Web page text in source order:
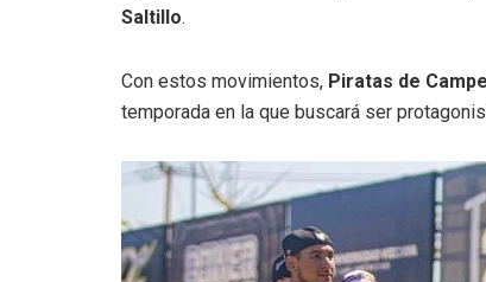
Saltillo.
Con estos movimientos, Piratas de
temporada en la que buscará ser